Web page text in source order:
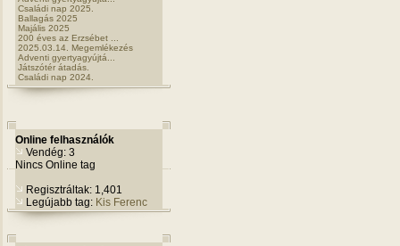
Családi nap 2025.
Ballagás 2025
Majális 2025
200 éves az Erzsébet ...
2025.03.14. Megemlékezés
Adventi gyertyagyújtá...
Játszótér átadás.
Családi nap 2024.
Online felhasználók
Vendég: 3
Nincs Online tag
Regisztráltak: 1,401
Legújabb tag: Kis Ferenc